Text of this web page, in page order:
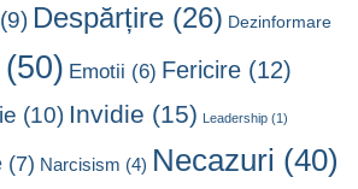
(9) Despărțire (26) Dezinformare
(50) Emotii (6) Fericire (12)
(10) Invidie (15) Leadership (1)
(7) Narcisism (4) Necazuri (40)